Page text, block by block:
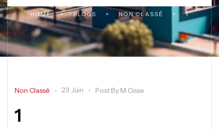
HOME > BLOGS > NON CLASSÉ > 1
Non Classé 23 Juin Post By M Cisse
1